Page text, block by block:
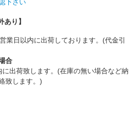
下さい
あり】
業日以内に出荷しております。(代金引
合
出荷致します。(在庫の無い場合など納
致します。)